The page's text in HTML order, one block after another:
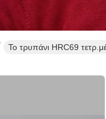
Το τρυπάνι HRC69